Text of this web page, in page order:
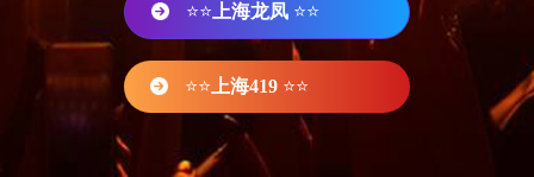
⭐⭐ 上海龙凤 ⭐⭐
⭐⭐ 上海419 ⭐⭐